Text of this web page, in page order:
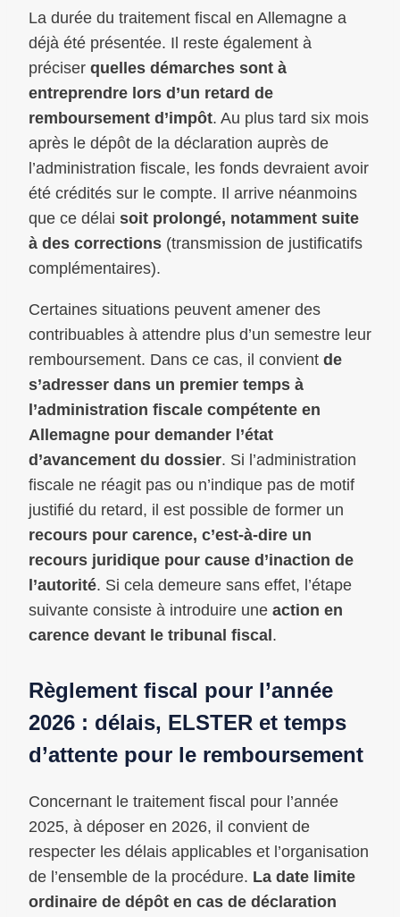
La durée du traitement fiscal en Allemagne a
déjà été présentée. Il reste également à
préciser quelles démarches sont à
entreprendre lors d’un retard de
remboursement d’impôt. Au plus tard six mois
après le dépôt de la déclaration auprès de
l’administration fiscale, les fonds devraient avoir
été crédités sur le compte. Il arrive néanmoins
que ce délai soit prolongé, notamment suite
à des corrections (transmission de justificatifs
complémentaires).
Certaines situations peuvent amener des
contribuables à attendre plus d’un semestre leur
remboursement. Dans ce cas, il convient de
s’adresser dans un premier temps à
l’administration fiscale compétente en
Allemagne pour demander l’état
d’avancement du dossier. Si l’administration
fiscale ne réagit pas ou n’indique pas de motif
justifié du retard, il est possible de former un
recours pour carence, c’est-à-dire un
recours juridique pour cause d’inaction de
l’autorité. Si cela demeure sans effet, l’étape
suivante consiste à introduire une action en
carence devant le tribunal fiscal .
Règlement fiscal pour l’année
2026 : délais, ELSTER et temps
d’attente pour le remboursement
Concernant le traitement fiscal pour l’année
2025, à déposer en 2026, il convient de
respecter les délais applicables et l’organisation
de l’ensemble de la procédure. La date limite
ordinaire de dépôt en cas de déclaration